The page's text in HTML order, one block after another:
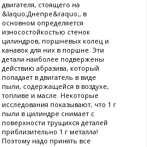
двигателя, стоящего на
&laquo;Днепре&raquo;, в
основном определяется
износостойкостью стенок
цилиндров, поршневых колец и
канавок для них в поршне. Эти
детали наиболее подвержены
действию абразива, который
попадает в двигатель в виде
пыли, содержащейся в воздухе,
топливе и масле. Некоторые
исследования показывают, что 1 г
пыли в цилиндре снимает с
поверхности трущихся деталей
приблизительно 1 г металла!
Поэтому надо принять все